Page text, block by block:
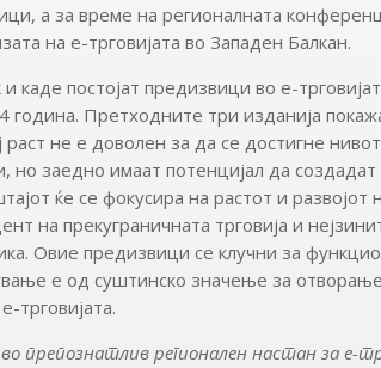
а за време на регионалната
на е-трговијата во Западен Балкан.
каде постојат предизвици во е-
година. Претходните три изданија
раст не е доволен за да се достигне
но заедно имаат потенцијал да создадат
ќе се фокусира на растот и развојот
на прекуграничната трговија и
Овие предизвици се клучни за
е од суштинско значење за
трговијата.
препознатлив регионален настан за е-